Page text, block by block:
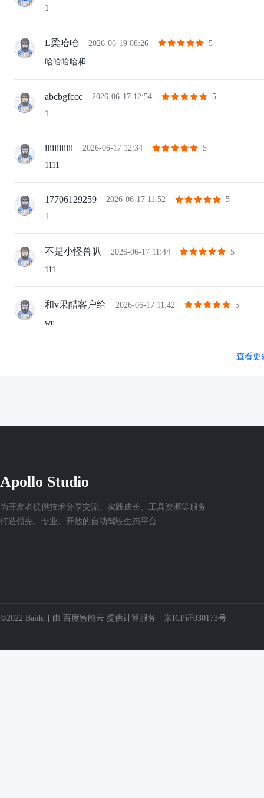
1
L梁哈哈 2026-06-19 08:26 5
哈哈哈哈和
abcbgfccc 2026-06-17 12:54
5
1
iiiiiiiiiiii 2026-06-17 12:34
5
1111
17706129259 2026-06-17 11:52
5
1
不是小怪兽叭 2026-06-17 11:44 5
111
和v果醋客户给 2026-06-17 11:42 5
wu
查看更
Apollo Studio
为开发者提供技术分享交流、实践成长、工具资源等服务
打造领先、专业、开放的自动驾驶生态平台
©2022 Baidu 由 百度智能云 提供计算服务 京ICP证030173号